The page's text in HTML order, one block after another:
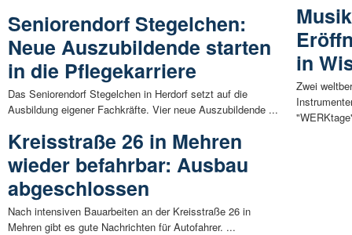
Seniorendorf Stegelchen:
Neue Auszubildende starten
in die Pflegekarriere
Das Seniorendorf Stegelchen in Herdorf setzt auf die
Ausbildung eigener Fachkräfte. Vier neue Auszubildende ...
Kreisstraße 26 in Mehren
wieder befahrbar: Ausbau
abgeschlossen
Nach intensiven Bauarbeiten an der Kreisstraße 26 in
Mehren gibt es gute Nachrichten für Autofahrer. ...
in
Zwei